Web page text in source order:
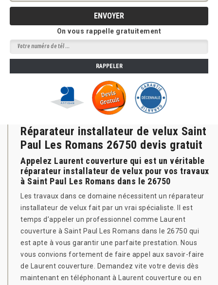
On vous rappelle gratuitement
Réparateur installateur de velux Saint
Paul Les Romans 26750 devis gratuit
Appelez Laurent couverture qui est un véritable
réparateur installateur de velux pour vos travaux
à Saint Paul Les Romans dans le 26750
Les travaux dans ce domaine nécessitent un réparateur
installateur de velux fait par un vrai spécialiste. Il est
temps d’appeler un professionnel comme Laurent
couverture à Saint Paul Les Romans dans le 26750 qui
est apte à vous garantir une parfaite prestation. Nous
vous convions fortement de faire appel aux savoir-faire
de Laurent couverture. Demandez vite votre devis dès
maintenant en téléphonant à Laurent couverture ou en